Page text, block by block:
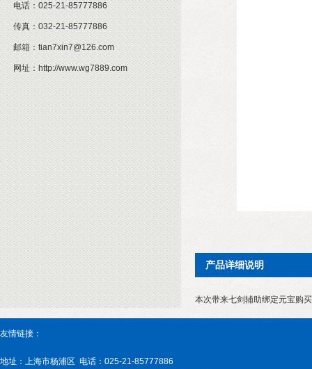
电话： 025-21-85777886
传真： 032-21-85777886
邮箱： tian7xin7@126.com
网址： http://www.wg7889.com
产品详细说明
本次带来七剑辅助绑定元宝购
友情链接：
地址：上海市杨浦区 电话：025-21-85777886